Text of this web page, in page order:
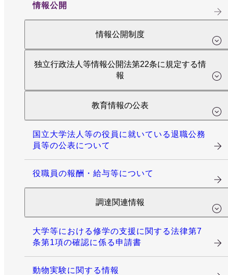
情報公開
情報公開制度
独立行政法人等情報公開法第22条に規定する情
報
教育情報の公表
国立大学法人等の役員に就いている退職公務
員等の公表について
役職員の報酬・給与等について
調達関連情報
大学等における修学の支援に関する法律第7
条第1項の確認に係る申請書
動物実験に関する情報